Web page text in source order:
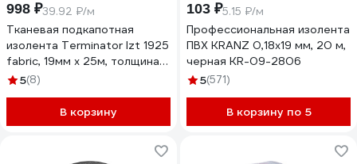
998 ₽39.92 ₽/м
Тканевая подкапотная
изолента Terminator Izt 1925
fabric, 19мм х 25м, толщина
0,25мм 2000832
5(8)
В корзину
103 ₽5.15 ₽/м
Профессиональная изолента
ПВХ KRANZ 0,18х19 мм, 20 м,
черная KR-09-2806
5(571)
В корзину по 5